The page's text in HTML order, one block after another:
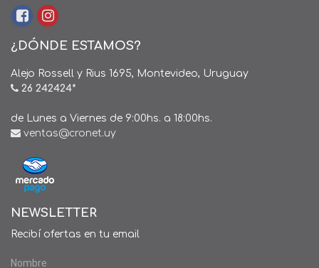
¿DÓNDE ESTAMOS?
Alejo Rossell y Rius 1695, Montevideo, Uruguay
26 242424*
de Lunes a Viernes de 9:00hs. a 18:00hs.
ventas@cronet.uy
NEWSLETTER
Recibí ofertas en tu email